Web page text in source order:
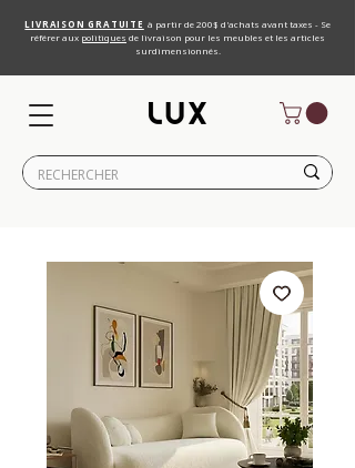
LIVRAISON GRATUITE à partir de 200$ d'achats avant taxes - Se
référer aux politiques de livraison pour les meubles et les articles
surdimensionnés.